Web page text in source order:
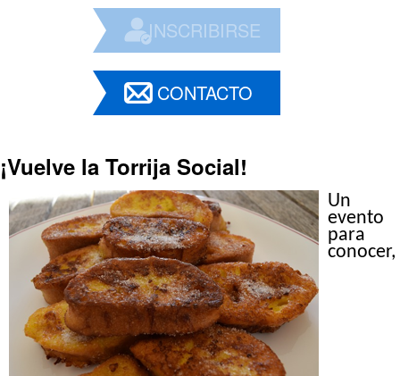
INSCRIBIRSE
CONTACTO
¡Vuelve la Torrija Social!
Un
evento
para
conocer,